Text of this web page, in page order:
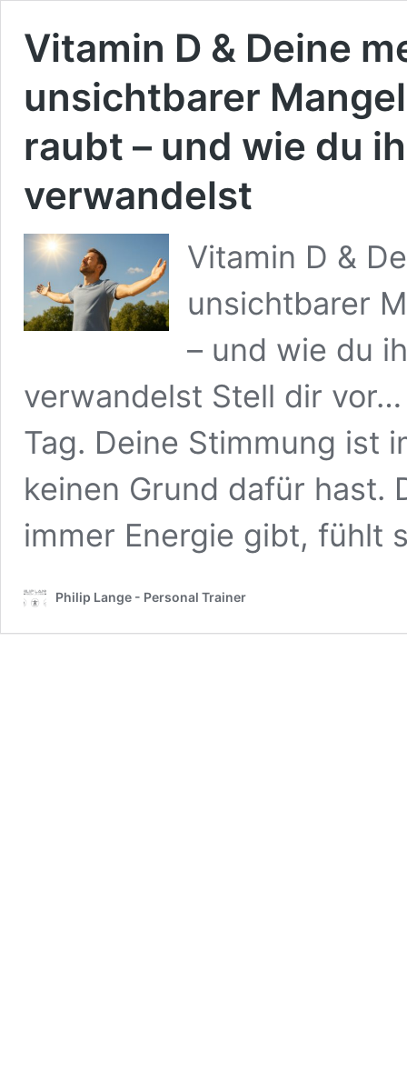
Vitamin D & Deine
unsichtbarer
raubt – und wie du
verwandelst
Vitamin D &
unsichtbarer
– und wie du
verwandelst Stell dir
Tag. Deine Stimmung ist
keinen Grund dafür hast.
immer Energie gibt, fühlt
Philip Lange - Personal Trainer